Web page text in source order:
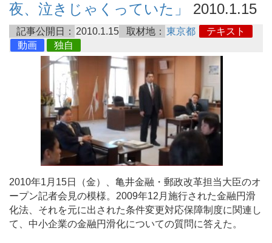
夜、泣きじゃくっていた」
2010.1.15
記事公開日： 2010.1.15 取材地： 東京都
テキスト
動画
独自
2010年1月15日（金）、亀井金融・郵政改革担当大臣のオ
ープン記者会見の模様。2009年12月施行された金融円滑
化法、それを元に出された条件変更対応保障制度に関連し
て、中小企業の金融円滑化についての質問に答えた。